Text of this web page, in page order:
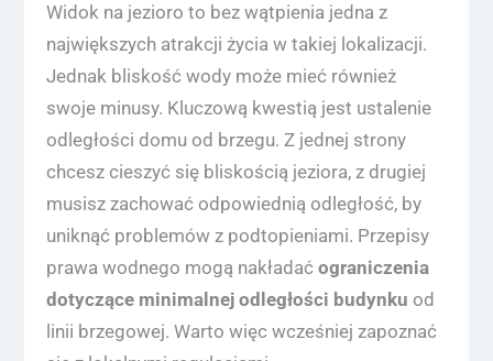
Widok na jezioro to bez wątpienia jedna z
największych atrakcji życia w takiej lokalizacji.
Jednak bliskość wody może mieć również
swoje minusy. Kluczową kwestią jest ustalenie
odległości domu od brzegu. Z jednej strony
chcesz cieszyć się bliskością jeziora, z drugiej
musisz zachować odpowiednią odległość, by
uniknąć problemów z podtopieniami. Przepisy
prawa wodnego mogą nakładać ograniczenia
dotyczące minimalnej odległości budynku od
linii brzegowej. Warto więc wcześniej zapoznać